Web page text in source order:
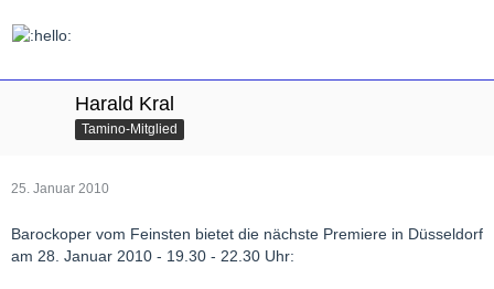
Harald Kral
Tamino-Mitglied
25. Januar 2010
Barockoper vom Feinsten bietet die nächste Premiere in Düsseldorf
am 28. Januar 2010 - 19.30 - 22.30 Uhr: